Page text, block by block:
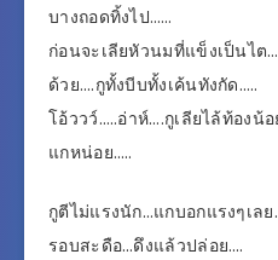
บางถอดทิ้งไป……
ก่อนจะเลียหัวนมที่แข็งเป็นไต
ด้วย….กูทั้งบีบทั้งเค้นทังกัด…..
โอ้ววว์…..อ่าห์….กูเลียไล้ท้อง
แกหน่อย…..
กูตีไม่แรงนัก…แกบอกแรงๆเล
รอบสะดือ…ดึงแล้วปล่อย….